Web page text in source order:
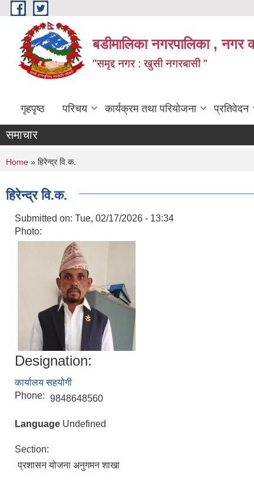
Skip to main content
बडीमालिका नगरपालिका , नगर
"समृद्द नगर : खुसी नगरबासी "
गृहपृष्ठ परिचय कार्यक्रम तथा परियोजना प्रतिवेदन
समाचार
You are here
Home » हिरेन्द्र वि.क.
हिरेन्द्र वि.क.
Submitted on: Tue, 02/17/2026 - 13:34
Photo:
Designation:
कार्यालय सहयोगी
Phone: 9848648560
Language Undefined
Section:
प्रशासन योजना अनुगमन शाखा